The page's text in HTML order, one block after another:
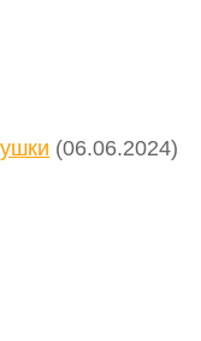
(06.06.2024)